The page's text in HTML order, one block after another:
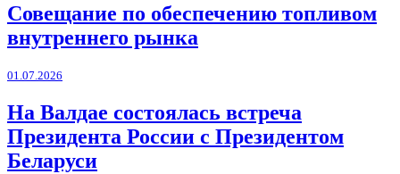
Совещание по обеспечению топливом
внутреннего рынка
01.07.2026
На Валдае состоялась встреча
Президента России с Президентом
Беларуси